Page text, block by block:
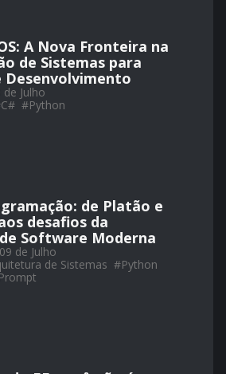
A Nova Fronteira na
de Sistemas para
Desenvolvimento
Julho
C# #Python
de Platão e
desafios da
Software Moderna
de Julho
de Sistemas #Python